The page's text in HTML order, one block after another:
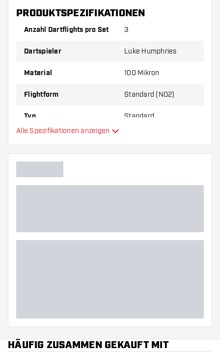
Probieren Sie eine andere Form, ein anderes
Material oder eine andere Dicke der Flights aus,
um herauszufinden, welche Variante am besten
PRODUKTSPEZIFIKATIONEN
Anzahl Dartflights pro Set 3
Dartspieler Luke Humphries
Material 100 Mikron
Flightform Standard (NO2)
Typ Standard
Zusätzliche Farben
Alle Spezifikationen anzeigen
HÄUFIG ZUSAMMEN GEKAUFT MIT